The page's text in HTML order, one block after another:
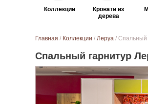
Коллекции
Кровати из
дерева
Вы здесь
Главная / Коллекции / Леруа / Спальный
Спальный гарнитур